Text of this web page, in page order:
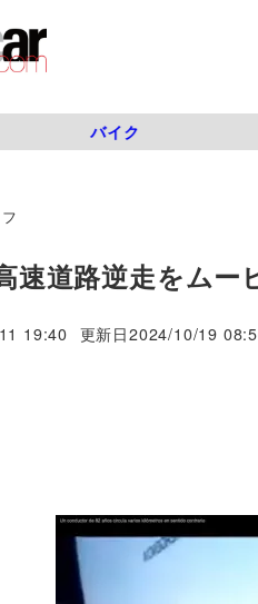
バイク
速道路逆走をムー
19:40 更新日2024/10/19